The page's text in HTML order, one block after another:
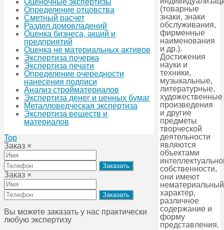
(товарные
знаки, знаки
обслуживания,
фирменные
наименования
и др.).
Достижения
науки и
техники,
музыкальные,
литературные,
художественные
произведения
и другие
предметы
творческой
деятельности
являются
объектами
собственности,
они имеют
нематериальный
характер,
различное
содержание и
форму
представления.
Оценочные экспертизы
Определение отцовства
Сметный расчет
Раздел домовладений
Оценка бизнеса, акций и
предприятий
Оценка не материальных активов
Экспертиза почерка
Экспертиза печати
Определение очередности
нанесения подписи
Анализ стройматериалов
Экспертиза денег и ценных бумаг
Металловедческая экспертиза
Экспертиза веществ и
материалов
Top
Заказ ×
Заказ ×
Вы можете заказать у нас практически
любую экспертизу